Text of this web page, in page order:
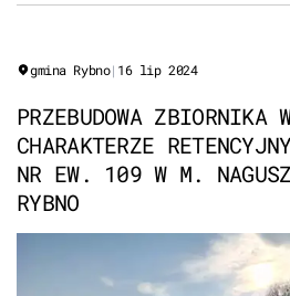
gmina Rybno| 16 lip 2024
PRZEBUDOWA ZBIORNIKA
CHARAKTERZE
NR EW. 109 W M.
RYBNO